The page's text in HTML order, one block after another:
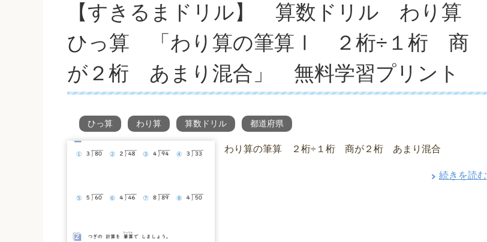
【すきるまドリル】 算数ドリル わり算
ひっ算 「わり算の筆算Ⅰ ２桁÷１桁 商
が２桁 あまり混合」 無料学習プリント
ひっ算 わり算 算数ドリル 都道府県
わり算の筆算 ２桁÷１桁 商が２桁 あまり混合
続きを読む